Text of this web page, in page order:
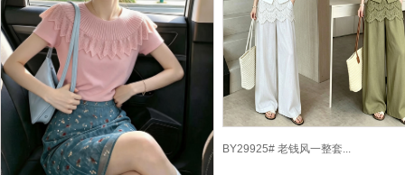
BY29925# 老钱风一整套...